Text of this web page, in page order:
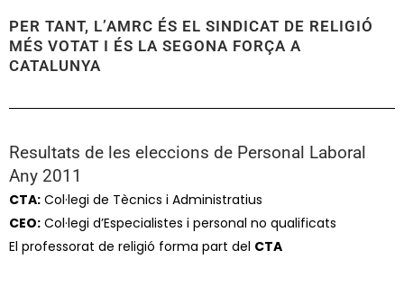
PER TANT, L’AMRC ÉS EL SINDICAT DE RELIGIÓ
MÉS VOTAT I ÉS LA SEGONA FORÇA A
CATALUNYA
Resultats de les eleccions de Personal Laboral
Any 2011
CTA: Col·legi de Tècnics i Administratius
CEO: Col·legi d’Especialistes i personal no qualificats
El professorat de religió forma part del CTA